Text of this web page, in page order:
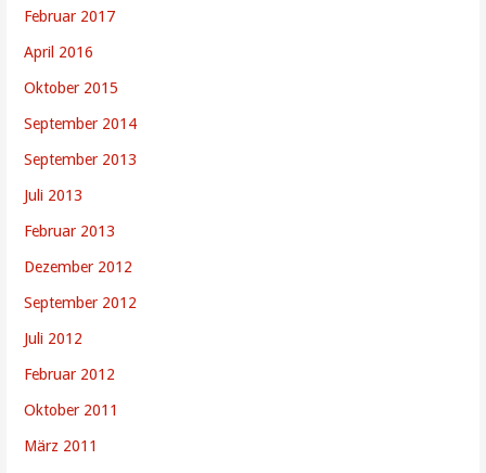
Februar 2017
April 2016
Oktober 2015
September 2014
September 2013
Juli 2013
Februar 2013
Dezember 2012
September 2012
Juli 2012
Februar 2012
Oktober 2011
März 2011